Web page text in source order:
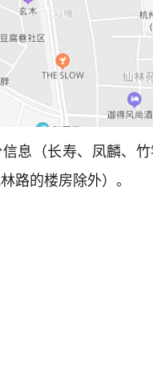
息（长寿、凤麟、
路的楼房除外）。